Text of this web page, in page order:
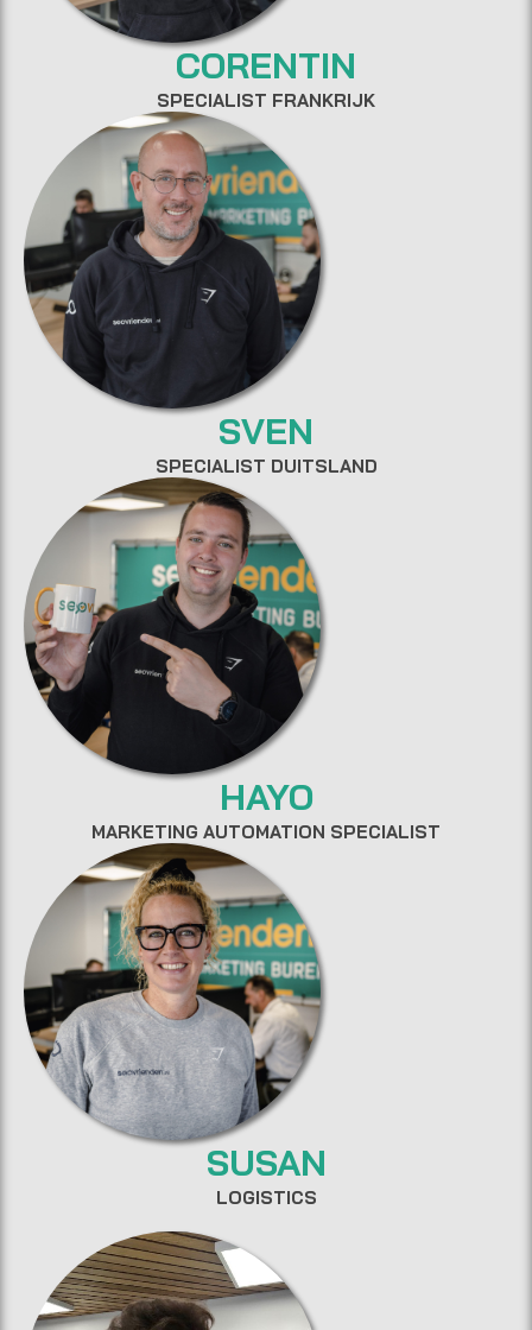
CORENTIN
SPECIALIST FRANKRIJK
SVEN
SPECIALIST DUITSLAND
HAYO
MARKETING AUTOMATION SPECIALIST
SUSAN
LOGISTICS